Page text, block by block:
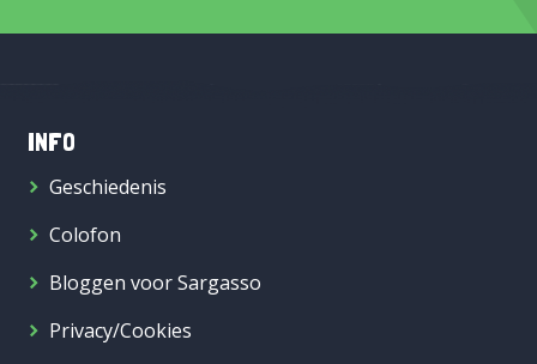
INFO
Geschiedenis
Colofon
Bloggen voor Sargasso
Privacy/Cookies